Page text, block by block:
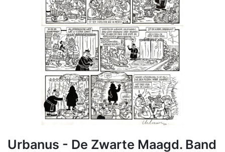
Urbanus - De Zwarte Maagd. Band